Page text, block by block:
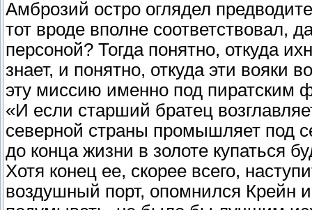
Амброзий остро оглядел
тот вроде вполне соответствовал,
персоной? Тогда понятно, откуда
знает, и понятно, откуда эти вояки
эту миссию именно под пиратским
«И если старший братец
северной страны промышляет под
до конца жизни в золоте купаться
Хотя конец ее, скорее всего,
воздушный порт, опомнился Крейн